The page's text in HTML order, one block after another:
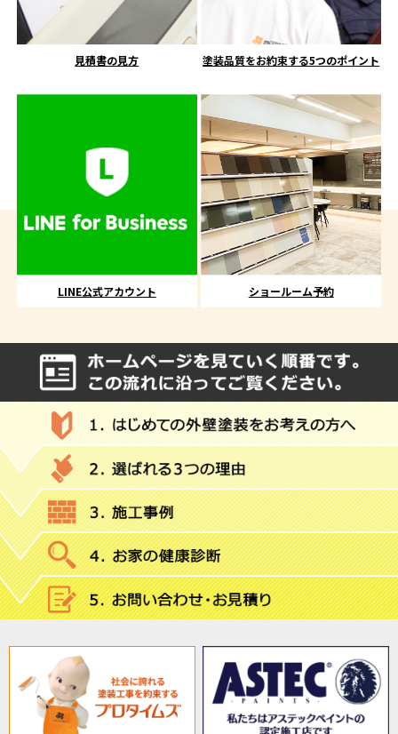
見積書の見方 塗装品質をお約束する5つのポイント
LINE公式アカウント ショールーム予約